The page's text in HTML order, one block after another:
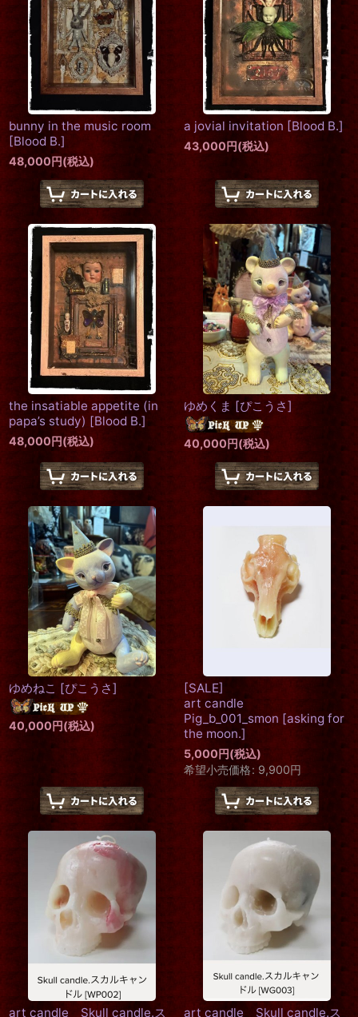
bunny in the music room
[Blood B.]
48,000円(税込)
a jovial invitation [Blood B.]
43,000円(税込)
the insatiable appetite (in
papa’s study) [Blood B.]
48,000円(税込)
ゆめくま [ぴこうさ]
40,000円(税込)
ゆめねこ [ぴこうさ]
40,000円(税込)
[SALE]
art candle
Pig_b_001_smon [asking for
the moon.]
5,000円(税込)
希望小売価格: 9,900円
art candle Skull candle.ス art candle Skull candle.ス